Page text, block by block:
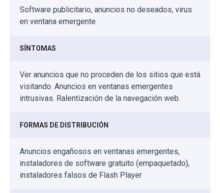
Software publicitario, anuncios no deseados, virus
en ventana emergente
SÍNTOMAS
Ver anuncios que no proceden de los sitios que está
visitando. Anuncios en ventanas emergentes
intrusivas. Ralentización de la navegación web.
FORMAS DE DISTRIBUCIÓN
Anuncios engañosos en ventanas emergentes,
instaladores de software gratuito (empaquetado),
instaladores falsos de Flash Player